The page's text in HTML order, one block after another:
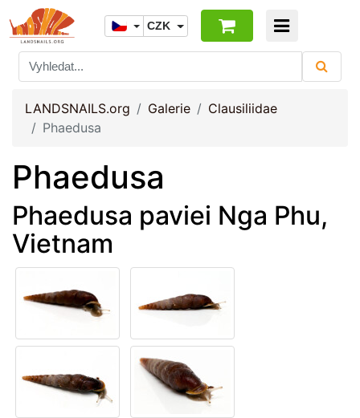
CZK
LANDSNAILS.org Galerie
Clausiliidae
Phaedusa
Phaedusa
Phaedusa paviei Nga Phu,
Vietnam